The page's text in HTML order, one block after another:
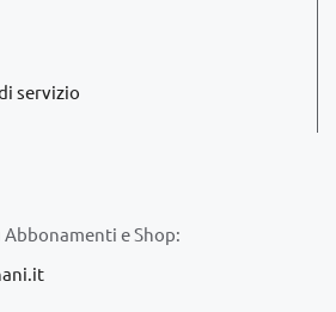
servizio
e Shop: